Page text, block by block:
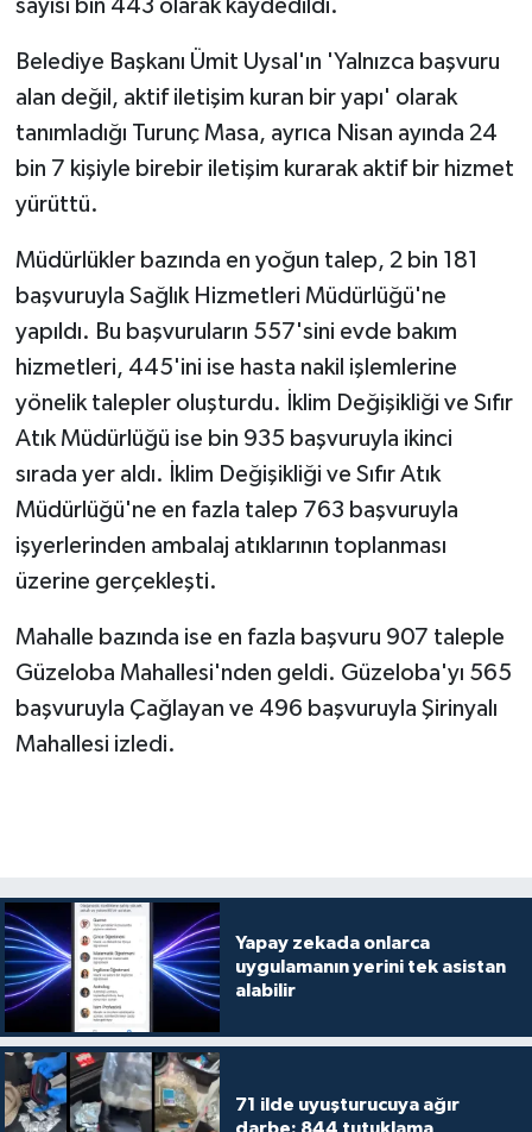
sayısı bin 443 olarak kaydedildi.
Belediye Başkanı Ümit Uysal'ın 'Yalnızca başvuru
alan değil, aktif iletişim kuran bir yapı' olarak
tanımladığı Turunç Masa, ayrıca Nisan ayında 24
bin 7 kişiyle birebir iletişim kurarak aktif bir hizmet
yürüttü.
Müdürlükler bazında en yoğun talep, 2 bin 181
başvuruyla Sağlık Hizmetleri Müdürlüğü'ne
yapıldı. Bu başvuruların 557'sini evde bakım
hizmetleri, 445'ini ise hasta nakil işlemlerine
yönelik talepler oluşturdu. İklim Değişikliği ve Sıfır
Atık Müdürlüğü ise bin 935 başvuruyla ikinci
sırada yer aldı. İklim Değişikliği ve Sıfır Atık
Müdürlüğü'ne en fazla talep 763 başvuruyla
işyerlerinden ambalaj atıklarının toplanması
üzerine gerçekleşti.
Mahalle bazında ise en fazla başvuru 907 taleple
Güzeloba Mahallesi'nden geldi. Güzeloba'yı 565
başvuruyla Çağlayan ve 496 başvuruyla Şirinyalı
Mahallesi izledi.
Yapay zekada onlarca
uygulamanın yerini tek asistan
alabilir
71 ilde uyuşturucuya ağır